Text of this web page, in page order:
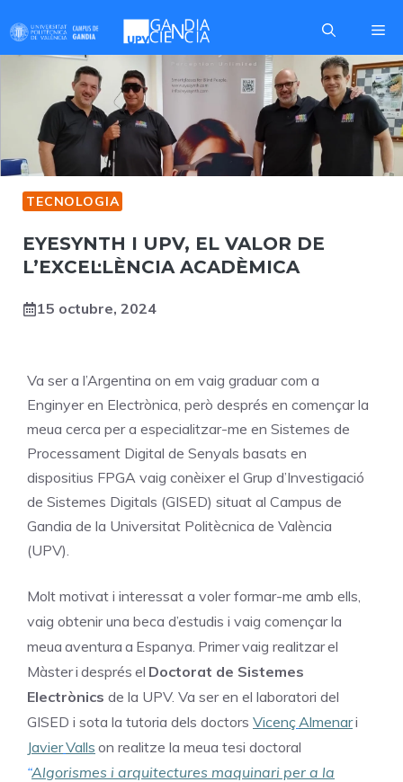
to
content
TECNOLOGIA
EYESYNTH I UPV, EL VALOR DE
L’EXCEL·LÈNCIA ACADÈMICA
15 octubre, 2024
Va ser a l’Argentina on em vaig graduar com a
Enginyer en Electrònica, però després en començar la
meua cerca per a especialitzar-me en Sistemes de
Processament Digital de Senyals basats en
dispositius FPGA vaig conèixer el Grup d’Investigació
de Sistemes Digitals (GISED) situat al Campus de
Gandia de la Universitat Politècnica de València
(UPV).
Molt motivat i interessat a voler formar-me amb ells,
vaig obtenir una beca d’estudis i vaig començar la
meua aventura a Espanya. Primervaig realitzarel
Màsteri després el Doctorat de Sistemes
Electrònics de la UPV. Va ser en el laboratori del
GISED i sota la tutoria dels doctors Vicenç Almenari
JavierValls on realitze la meua tesi doctoral
“Algorismes i arquitectures maquinari per a la